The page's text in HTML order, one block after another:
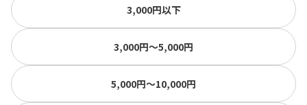
3,000円以下
3,000円〜5,000円
5,000円〜10,000円